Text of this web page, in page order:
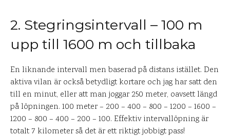
2. Stegringsintervall – 100 m
upp till 1600 m och tillbaka
En liknande intervall men baserad på distans istället. Den
aktiva vilan är också betydligt kortare och jag har satt den
till en minut, eller att man joggar 250 meter, oavsett längd
på löpningen. 100 meter – 200 – 400 – 800 – 1200 – 1600 –
1200 – 800 – 400 – 200 – 100. Effektiv intervallöpning är
totalt 7 kilometer så det är ett riktigt jobbigt pass!